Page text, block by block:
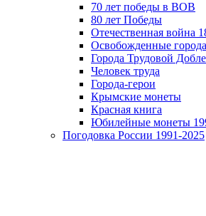
70 лет победы в ВОВ
80 лет Победы
Отечественная война
Освобожденные
Города Трудовой
Человек труда
Города-герои
Крымские монеты
Красная книга
Юбилейные монеты
Погодовка России 1991-2025